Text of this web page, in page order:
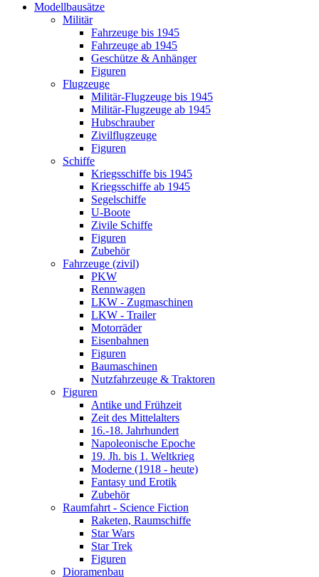
Modellbausätze
Militär
Fahrzeuge bis 1945
Fahrzeuge ab 1945
Geschütze & Anhänger
Figuren
Flugzeuge
Militär-Flugzeuge bis 1945
Militär-Flugzeuge ab 1945
Hubschrauber
Zivilflugzeuge
Figuren
Schiffe
Kriegsschiffe bis 1945
Kriegsschiffe ab 1945
Segelschiffe
U-Boote
Zivile Schiffe
Figuren
Zubehör
Fahrzeuge (zivil)
PKW
Rennwagen
LKW - Zugmaschinen
LKW - Trailer
Motorräder
Eisenbahnen
Figuren
Baumaschinen
Nutzfahrzeuge & Traktoren
Figuren
Antike und Frühzeit
Zeit des Mittelalters
16.-18. Jahrhundert
Napoleonische Epoche
19. Jh. bis 1. Weltkrieg
Moderne (1918 - heute)
Fantasy und Erotik
Zubehör
Raumfahrt - Science Fiction
Raketen, Raumschiffe
Star Wars
Star Trek
Figuren
Dioramenbau